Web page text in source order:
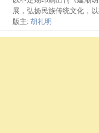
展，弘扬民族传统文化，
版主: 胡礼明